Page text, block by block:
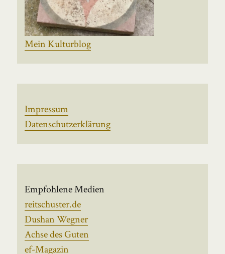
Mein Kulturblog
Impressum
Datenschutzerklärung
Empfohlene Medien
reitschuster.de
Dushan Wegner
Achse des Guten
ef-Magazin